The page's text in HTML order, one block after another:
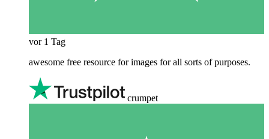
vor 1 Tag
awesome free resource for images for all sorts of purposes.
crumpet